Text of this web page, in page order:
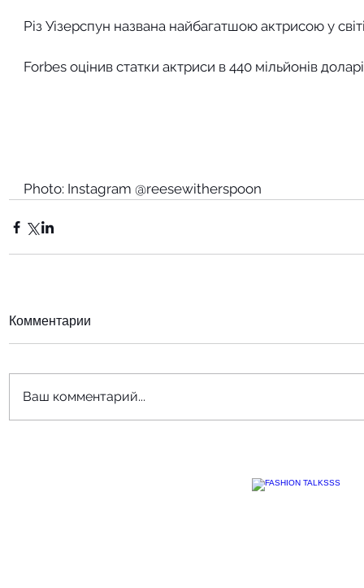
Різ Уізерспун названа найбагатшою актрисою у
Forbes оцінив статки актриси в 440 мільйонів
Photo: Instagram @reesewitherspoon
Комментарии
Ваш комментарий...